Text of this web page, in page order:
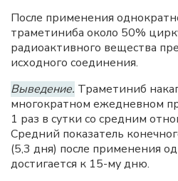
После применения
траметиниба около 50%
радиоактивного вещества
исходного соединения.
Выведение. Траметиниб
многократном ежедневном
1 раз в сутки со средним
Средний показатель
(5,3 дня) после применения
достигается к 15-му дню.